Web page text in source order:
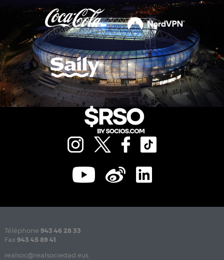
Téléphone 943 46 28 33
Fax 943 45 89 41
realsoc@realsociedad.eus